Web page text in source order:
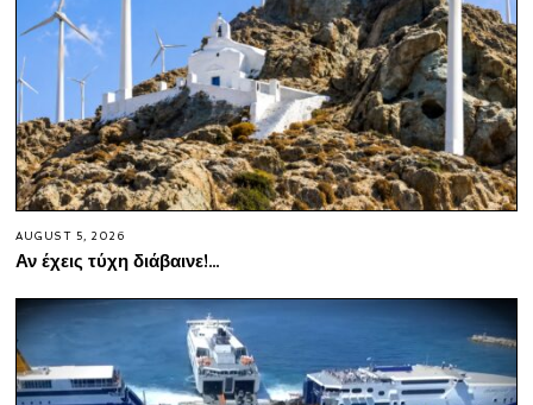
AUGUST 5, 2026
Αν έχεις τύχη διάβαινε!…